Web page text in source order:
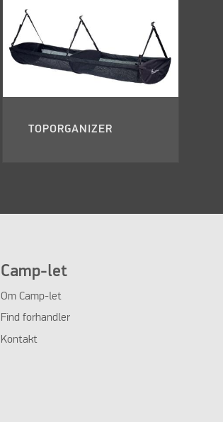
TOPORGANIZER
Camp-let
Om Camp-let
Find forhandler
Kontakt